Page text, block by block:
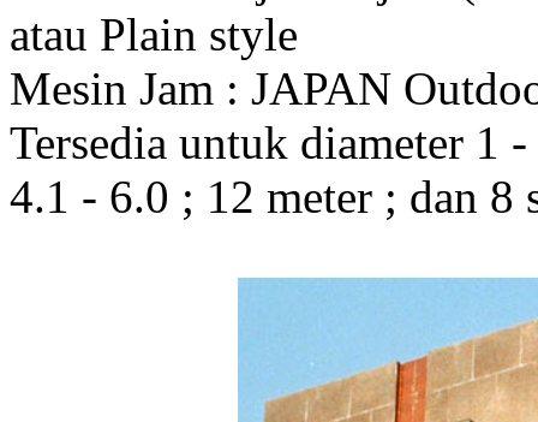
atau Plain style
Mesin Jam : JAPAN
Tersedia untuk diameter 1
4.1 - 6.0 ; 12 meter ; dan 8